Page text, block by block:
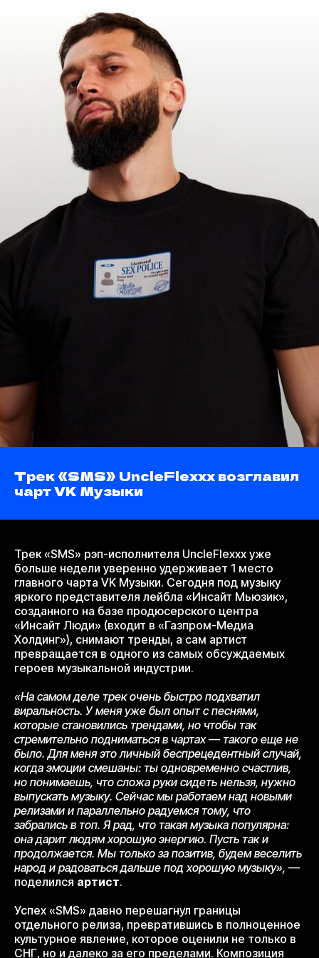
Трек «SMS» UncleFlexxx возглавил
чарт VK Музыки
Трек «SMS» рэп-исполнителя UncleFlexxx уже
больше недели уверенно удерживает 1 место
главного чарта VK Музыки. Сегодня под музыку
яркого представителя лейбла «Инсайт Мьюзик»,
созданного на базе продюсерского центра
«Инсайт Люди» (входит в «Газпром-Медиа
Холдинг»), снимают тренды, а сам артист
превращается в одного из самых обсуждаемых
героев музыкальной индустрии.
«На самом деле трек очень быстро подхватил
виральность. У меня уже был опыт с песнями,
которые становились трендами, но чтобы так
стремительно подниматься в чартах — такого еще не
было. Для меня это личный беспрецедентный случай,
когда эмоции смешаны: ты одновременно счастлив,
но понимаешь, что сложа руки сидеть нельзя, нужно
выпускать музыку. Сейчас мы работаем над новыми
релизами и параллельно радуемся тому, что
забрались в топ. Я рад, что такая музыка популярна:
она дарит людям хорошую энергию. Пусть так и
продолжается. Мы только за позитив, будем веселить
народ и радоваться дальше под хорошую музыку», —
поделился артист.
Успех «SMS» давно перешагнул границы
отдельного релиза, превратившись в полноценное
культурное явление, которое оценили не только в
СНГ, но и далеко за его пределами. Композиция